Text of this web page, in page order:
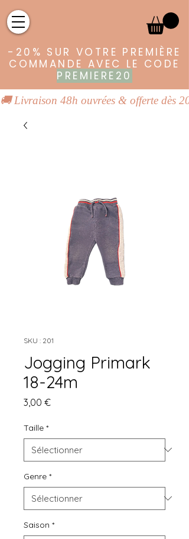
-20% SUR VOTRE PREMIÈRE
COMMANDE AVEC LE CODE
PREMIERE20
🚚 Livraison 48h ouvrées & offerte dès
SKU : 201
Jogging Primark
18-24m
3,00 €Prix
Taille *
Genre *
Saison *